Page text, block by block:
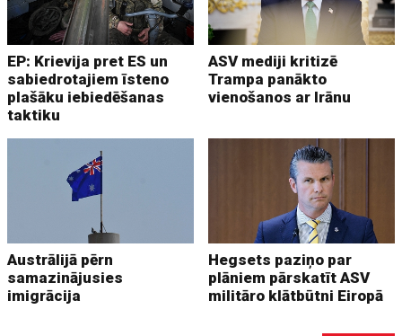
EP: Krievija pret ES un
sabiedrotajiem īsteno
plašāku iebiedēšanas
taktiku
ASV mediji kritizē
Trampa panākto
vienošanos ar Irānu
Austrālijā pērn
samazinājusies
imigrācija
Hegsets paziņo par
plāniem pārskatīt ASV
militāro klātbūtni Eiropā